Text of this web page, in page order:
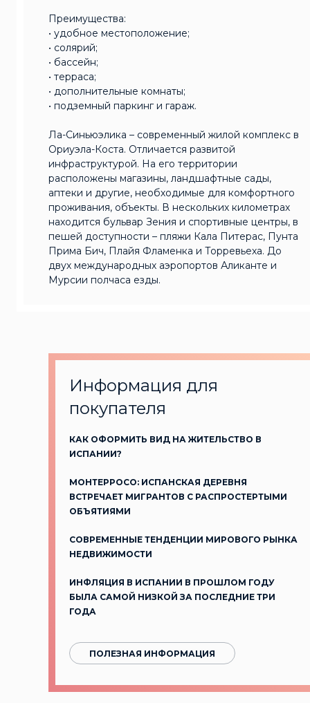
Преимущества:
• удобное местоположение;
• солярий;
• бассейн;
• терраса;
• дополнительные комнаты;
• подземный паркинг и гараж.
Ла-Синьюэлика – современный жилой комплекс в
Ориуэла-Коста. Отличается развитой
инфраструктурой. На его территории
расположены магазины, ландшафтные сады,
аптеки и другие, необходимые для комфортного
проживания, объекты. В нескольких километрах
находится бульвар Зения и спортивные центры, в
пешей доступности – пляжи Кала Питерас, Пунта
Прима Бич, Плайя Фламенка и Торревьеха. До
двух международных аэропортов Аликанте и
Мурсии полчаса езды.
Информация для
покупателя
КАК ОФОРМИТЬ ВИД НА ЖИТЕЛЬСТВО В
ИСПАНИИ?
МОНТЕРРОСО: ИСПАНСКАЯ ДЕРЕВНЯ
ВСТРЕЧАЕТ МИГРАНТОВ С РАСПРОСТЕРТЫМИ
ОБЪЯТИЯМИ
СОВРЕМЕННЫЕ ТЕНДЕНЦИИ МИРОВОГО РЫНКА
НЕДВИЖИМОСТИ
ИНФЛЯЦИЯ В ИСПАНИИ В ПРОШЛОМ ГОДУ
БЫЛА САМОЙ НИЗКОЙ ЗА ПОСЛЕДНИЕ ТРИ
ГОДА
ПОЛЕЗНАЯ ИНФОРМАЦИЯ